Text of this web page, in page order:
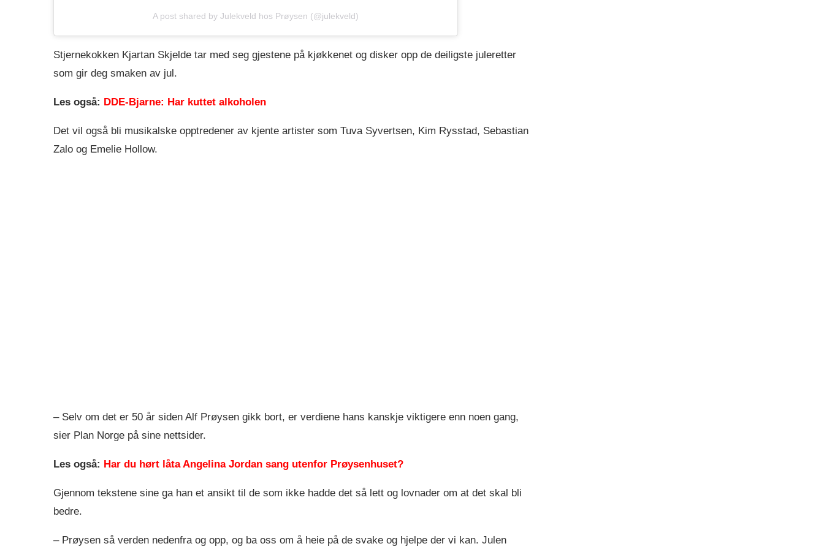
A post shared by Julekveld hos Prøysen (@julekveld)
Stjernekokken Kjartan Skjelde tar med seg gjestene på kjøkkenet og disker opp de deiligste juleretter
som gir deg smaken av jul.
Les også: DDE-Bjarne: Har kuttet alkoholen
Det vil også bli musikalske opptredener av kjente artister som Tuva Syvertsen, Kim Rysstad, Sebastian
Zalo og Emelie Hollow.
– Selv om det er 50 år siden Alf Prøysen gikk bort, er verdiene hans kanskje viktigere enn noen gang,
sier Plan Norge på sine nettsider.
Les også: Har du hørt låta Angelina Jordan sang utenfor Prøysenhuset?
Gjennom tekstene sine ga han et ansikt til de som ikke hadde det så lett og lovnader om at det skal bli
bedre.
– Prøysen så verden nedenfra og opp, og ba oss om å heie på de svake og hjelpe der vi kan. Julen